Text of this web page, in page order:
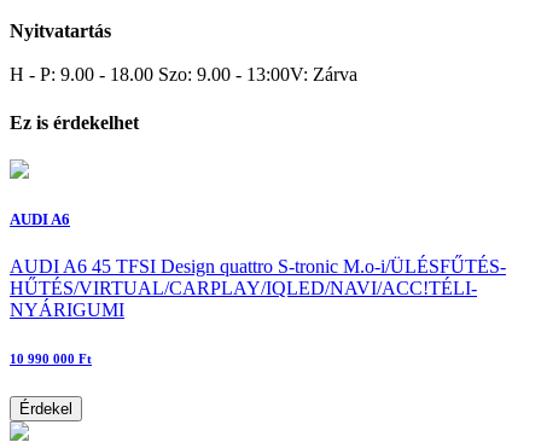
Nyitvatartás
H - P: 9.00 - 18.00 Szo: 9.00 - 13:00V: Zárva
Ez is érdekelhet
AUDI A6
AUDI A6 45 TFSI Design quattro S-tronic M.o-i/ÜLÉSFŰTÉS-
HŰTÉS/VIRTUAL/CARPLAY/IQLED/NAVI/ACC!TÉLI-
NYÁRIGUMI
10 990 000 Ft
Érdekel